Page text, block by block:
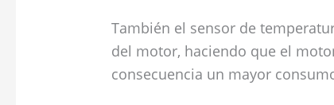
También el sensor de
del motor, haciendo que el
consecuencia un mayor